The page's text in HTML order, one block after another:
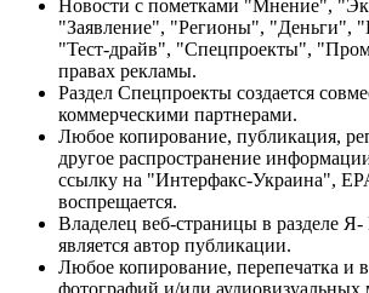
Новости с пометками "Мнение",
"Заявление", "Регионы", "Деньги",
"Тест-драйв", "Спецпроекты",
правах рекламы.
Раздел Спецпроекты создается
коммерческими партнерами.
Любое копирование, публикация,
другое распространение
ссылку на "Интерфакс-Украина",
воспрещается.
Владелец веб-страницы в разделе
является автор публикации.
Любое копирование, перепечатка и
фотографий и/или аудиовизуальных